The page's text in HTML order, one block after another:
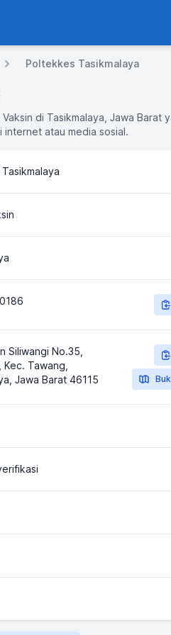
Poltekkes Tasikmalaya
di Tasikmalaya, Jawa Barat
internet atau media sosial.
Siliwangi No.35,
Kec. Tawang,
Jawa Barat 46115